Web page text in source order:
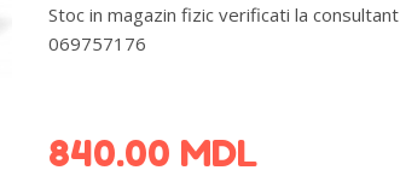
Stoc in magazin fizic verificati la consultant
069757176
840.00 MDL